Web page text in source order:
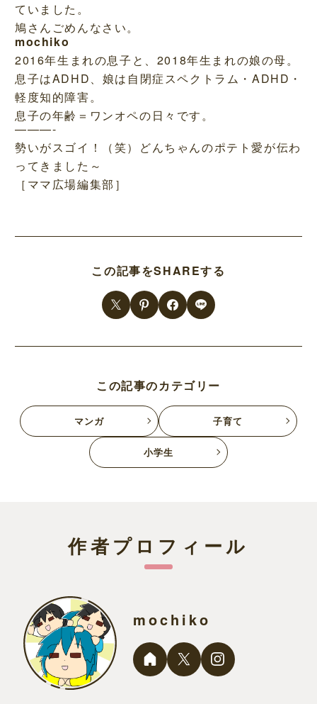
ていました。
鳩さんごめんなさい。
mochiko
2016年生まれの息子と、2018年生まれの娘の母。
息子はADHD、娘は自閉症スペクトラム・ADHD・
軽度知的障害。
息子の年齢＝ワンオペの日々です。
———-
勢いがスゴイ！（笑）どんちゃんのポテト愛が伝わ
ってきました～
［ママ広場編集部］
この記事をSHAREする
この記事のカテゴリー
マンガ 子育て
小学生
作者プロフィール
mochiko